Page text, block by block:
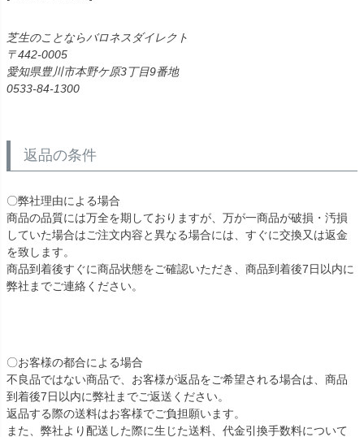
芝生のことならバロネスダイレクト
442-0005
愛知県豊川市本野ケ原3丁目9番地
0533-84-1300
返品の条件
〇弊社理由による場合
商品の品質には万全を期しておりますが、万が一商品が破損・汚損
していた場合はご注文内容と異なる場合には、すぐに交換又は返金
を致します。
商品到着後すぐに商品状態をご確認いただき、商品到着後7日以内に
弊社までご連絡ください。
〇お客様の都合による場合
不良品ではない商品で、お客様が返品をご希望される場合は、商品
到着後7日以内に弊社までご返送ください。
返品する際の送料はお客様でご負担願います。
また、弊社より配送した際に生じた送料、代金引換手数料について